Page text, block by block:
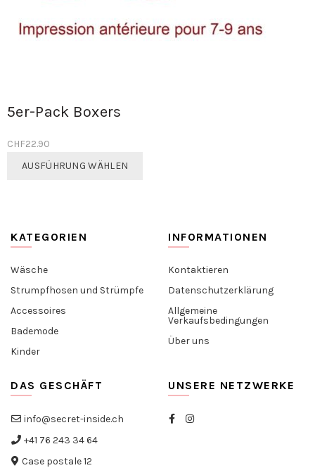
5er-Pack Boxers
CHF22.90
AUSFÜHRUNG WÄHLEN
Optionen
gewählt
KATEGORIEN
Wäsche
Strumpfhosen und Strümpfe
Accessoires
Bademode
Kinder
INFORMATIONEN
Kontaktieren
Datenschutzerklärung
Allgemeine
Verkaufsbedingungen
Über uns
DAS GESCHÄFT
info@secret-inside.ch
+41 76 243 34 64
Case postale 12
UNSERE NETZWERKE